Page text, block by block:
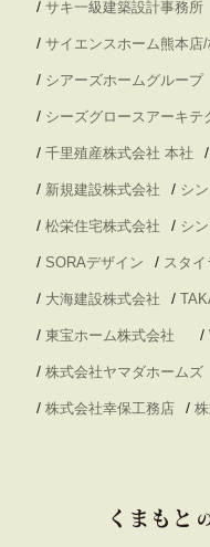
/ サキ一級建築設計事務所
/ サイエンスホーム熊本店
/ シアーズホームグルー
/ シーズグロースアーキテ
/ 千里殖産株式会社 本社 /
/ 新規建設株式会社 / シ
/ 松栄住宅株式会社 / シ
/ SORAデザイン / スタ
/ 大海建設株式会社 /
/ 東宝ホーム株式会社 /
/ 株式会社ヤマダホーム
/ 株式会社幸保工務店 /